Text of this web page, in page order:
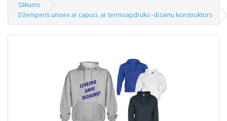
Sākums
Džemperis unisex ar capuci, ar termoapdruku -dizainu konstruktors